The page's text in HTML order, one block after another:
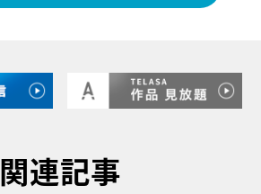
関連記事